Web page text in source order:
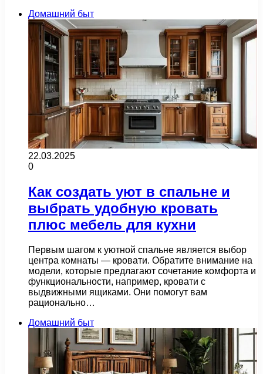
Домашний быт
22.03.2025
0
Как создать уют в спальне и
выбрать удобную кровать
плюс мебель для кухни
Первым шагом к уютной спальне является выбор
центра комнаты — кровати. Обратите внимание на
модели, которые предлагают сочетание комфорта и
функциональности, например, кровати с
выдвижными ящиками. Они помогут вам
рационально…
Домашний быт